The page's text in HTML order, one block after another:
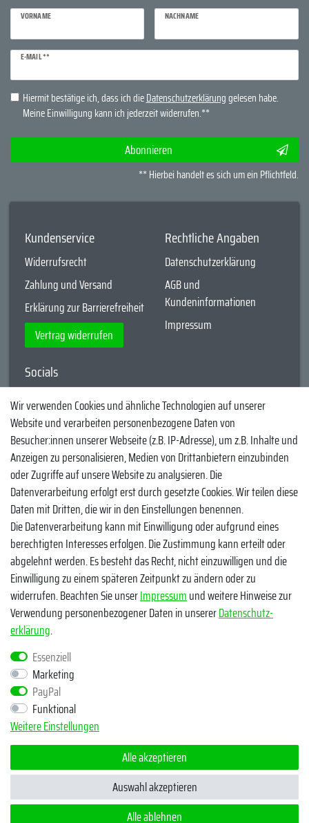
VORNAME NACHNAME
E-MAIL **
Newsletter
Honig
Hiermit bestätige ich, dass ich dieDaten­schutz­erklärunggelesen habe.
Meine Einwilligung kann ich jederzeit widerrufen.**
Abonnieren
** Hierbei handelt es sich um ein Pflichtfeld.
Kundenservice
Widerrufsrecht
Zahlung und Versand
Erklärung zur Barrierefreiheit
Vertrag widerrufen
Rechtliche Angaben
Datenschutzerklärung
AGB und
Kundeninformationen
Impressum
Socials
YouTube
Facebook
Instagram
TikTok
Zahlungsmethoden
Egal ob Barsch, Hecht, Zander und Co. - Riverfighters ist der
Shop für Raubfischangler - Von Anglern für Angler
* Alle Preise inklusive MwSt. zzgl. Versandkosten
** Bei Variantenartikeln mit unterschiedlichen Preisen pro Variante
bezieht sich die angegebene UVP auf die Variante mit dem
niedrigsten Preis. Die UVP zu den weiteren Varianten wird bei Klick
auf die jeweilige Variante angezeigt.
© Copyright 2026 | Alle Rechte vorbehalten - Riverfighters UG
Wir verwenden Cookies und ähnliche Technologien auf unserer
Website und verarbeiten personenbezogene Daten von
Besucher:innen unserer Webseite (z.B. IP-Adresse), um z.B. Inhalte und
Anzeigen zu personalisieren, Medien von Drittanbietern einzubinden
oder Zugriffe auf unsere Website zu analysieren. Die
Datenverarbeitung erfolgt erst durch gesetzte Cookies. Wir teilen diese
Daten mit Dritten, die wir in den Einstellungen benennen.
Die Datenverarbeitung kann mit Einwilligung oder aufgrund eines
berechtigten Interesses erfolgen. Die Zustimmung kann erteilt oder
abgelehnt werden. Es besteht das Recht, nicht einzuwilligen und die
Einwilligung zu einem späteren Zeitpunkt zu ändern oder zu
widerrufen. Beachten Sie unserImpressumund weitere Hinweise zur
Verwendung personenbezogener Daten in unsererDaten­schutz­
erklärung.
Essenziell
Marketing
PayPal
Funktional
Weitere Einstellungen
Alle akzeptieren
Alle ablehnen
Auswahl akzeptieren